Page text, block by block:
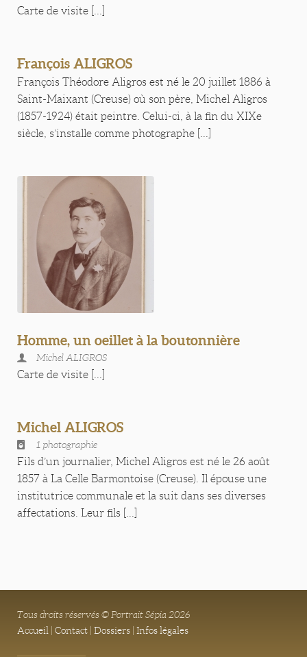
Carte de visite [...]
François ALIGROS
François Théodore Aligros est né le 20 juillet 1886 à
Saint-Maixant (Creuse) où son père, Michel Aligros
(1857-1924) était peintre. Celui-ci, à la fin du XIXe
siècle, s’installe comme photographe [...]
Homme, un oeillet à la boutonnière
Michel ALIGROS
Carte de visite [...]
Michel ALIGROS
1 photographie
Fils d’un journalier, Michel Aligros est né le 26 août
1857 à La Celle Barmontoise (Creuse). Il épouse une
institutrice communale et la suit dans ses diverses
affectations. Leur fils [...]
Tous droits réservés © Portrait Sépia 2026
Accueil
Contact Dossiers Infos légales